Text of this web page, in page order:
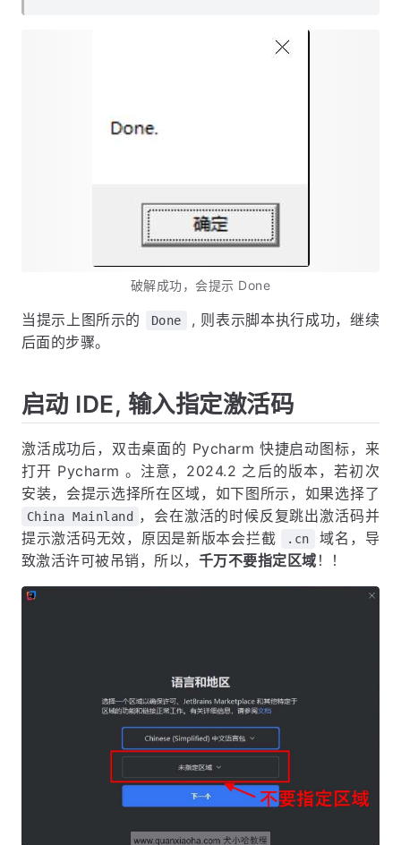
破解成功，会提示 Done
当提示上图所示的 Done
, 则表示脚本执行成功，继续
后面的步骤。
启动 IDE, 输入指定激活码
激活成功后，双击桌面的 Pycharm 快捷启动图标，来
打开 Pycharm 。注意，2024.2 之后的版本，若初次
安装，会提示选择所在区域，如下图所示，如果选择了
China Mainland
，会在激活的时候反复跳出激活码并
提示激活码无效，原因是新版本会拦截
.cn
域名，导
致激活许可被吊销，所以， 千万不要指定区域 ！！